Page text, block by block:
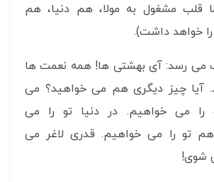
قلب مشغول به مولا، هم دنیا، هم
خواهد داشت).
می رسد: آی بهشتی ها! همه نعمت ها
آیا چیز دیگری هم می خواهید؟ می
را می خواهیم. در دنیا تو را می
تو را می خواهیم. قدری لاغر می
شوی!